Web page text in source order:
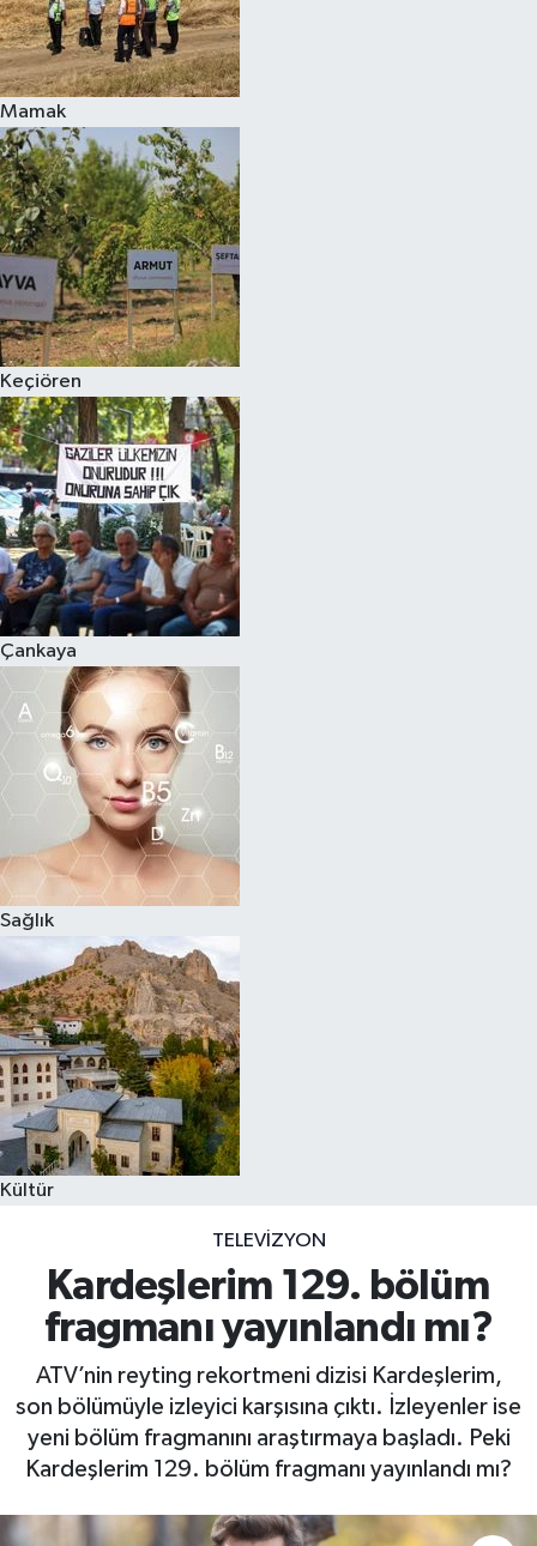
Mamak
Keçiören
Çankaya
Sağlık
Kültür
TELEVIZYON
Kardeşlerim 129. bölüm
fragmanı yayınlandı mı?
ATV’nin reyting rekortmeni dizisi Kardeşlerim,
son bölümüyle izleyici karşısına çıktı. İzleyenler ise
yeni bölüm fragmanını araştırmaya başladı. Peki
Kardeşlerim 129. bölüm fragmanı yayınlandı mı?